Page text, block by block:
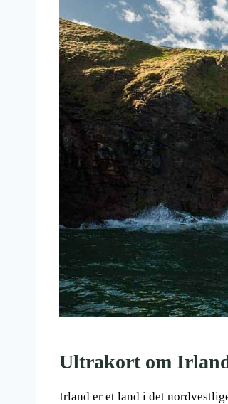
Ultrakort om
Irland er et land i det